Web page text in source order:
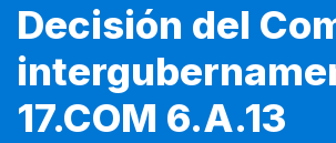
Decisión del
17.COM 6.A.13